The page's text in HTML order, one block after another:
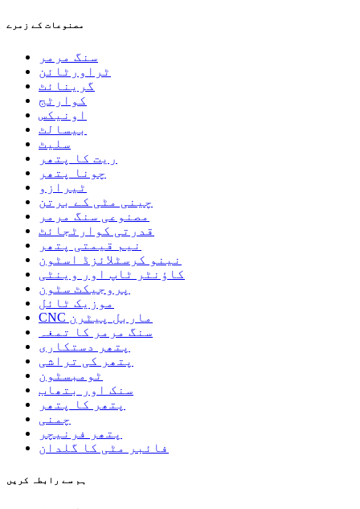
مصنوعات کے زمرے
سنگ مرمر
ٹراورٹائن
گرینائٹ
کوارٹج
اونیکس
بیسالٹ
سلیٹ
ریت کا پتھر
چونا پتھر
ٹیرازو
چینی مٹی کے برتن
مصنوعی سنگ مرمر
قدرتی کوارٹجائٹ
نیم قیمتی پتھر
نینو کرسٹلائزڈ اسٹون
کاؤنٹر ٹاپ اور وینٹی
پروجیکٹ سٹون
موزیک ٹائل
CNC ماربل پیٹرن
سنگ مرمر کا تمغہ
پتھر دستکاری
پتھر کی تراشی
ٹومبسٹون
سنک اور بتھاب
پتھر کا پتھر
چمنی
پتھر فرنیچر
فائبر مٹی کا گلدان
ہم سے رابطہ کریں